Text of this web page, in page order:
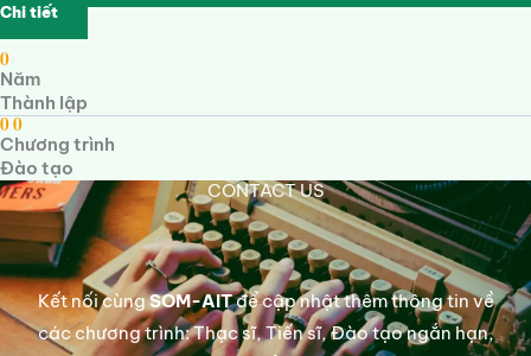
Chi tiết
0
Năm
Thành lập
00
Chương trình
Đào tạo
CONTACT US
Kết nối cùngSOM-AITđể cập nhật thêm thông tin về
các chương trình: Thạc sĩ, Tiến sĩ, Đào tạo ngắn hạn,